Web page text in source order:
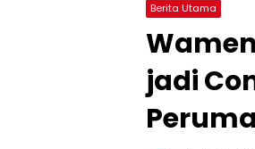
Berita Utama
jadi